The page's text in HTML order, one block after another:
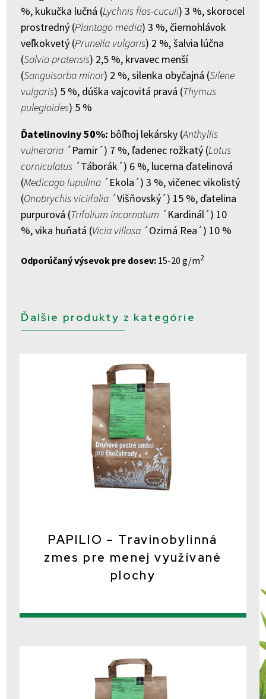
%, kukučka lučná (Lychnis flos-cuculi) 3 %, skorocel
prostredný (Plantago media) 3 %, čiernohlávok
veľkokvetý (Prunella vulgaris) 2 %, šalvia lúčna
(Salvia pratensis) 2,5 %, krvavec menší
(Sanguisorba minor) 2 %, silenka obyčajná (Silene
vulgaris) 5 %, dúška vajcovitá pravá (Thymus
pulegioides) 5 %
Ďatelinoviny 50%: bôľhoj lekársky (Anthyllis
vulneraria ´Pamir´) 7 %, ľadenec rožkatý (Lotus
corniculatus ´Táborák´) 6 %, lucerna ďatelinová
(Medicago lupulina ´Ekola´) 3 %, vičenec vikolistý
(Onobrychis viciifolia ´Višňovský´) 15 %, ďatelina
purpurová (Trifolium incarnatum ´Kardinál´) 10
%, vika huňatá (Vicia villosa ´Ozimá Rea´) 10 %
Odporúčaný výsevok pre dosev: 15-20 g/m2
Ďalšie produkty z kategórie
PAPILIO – Travinobylinná
zmes pre menej využívané
plochy